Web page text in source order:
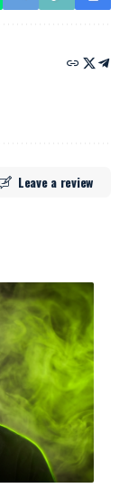
Leave a review